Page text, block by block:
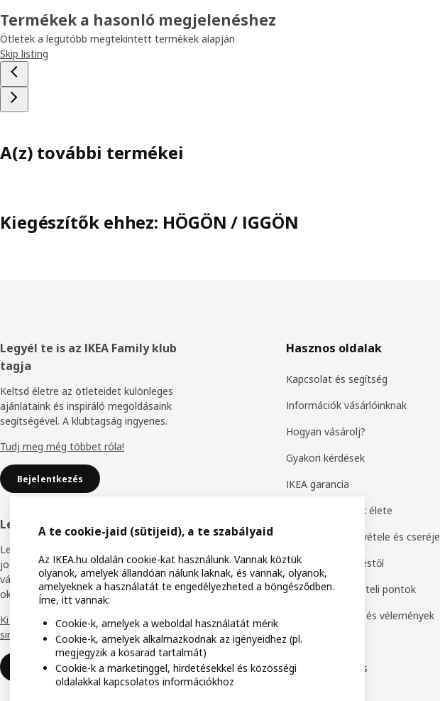
Termékek a hasonló megjelenéshez
Ötletek a legutóbb megtekintett termékek alapján
Skip listing
A(z) további termékei
Kiegészítők ehhez: HÖGÖN / IGGÖN
Élőláb
Legyél te is az IKEA Family klub
tagja
Keltsd életre az ötleteidet különleges
ajánlataink és inspiráló megoldásaink
segítségével. A klubtagság ingyenes.
Tudj meg még többet róla!
Bejelentkezés
Legyél IKEA Business Network tag
Legyél törzsvásárlói programunk tagja, hogy
jogosulttá válj különböző kedvezményekre,
vásárlói előnyökre és hozzáférj online
oktatási anyagainkhoz.
Ki mondta, hogy az üzlet világban semmi
sincs ingyen?
Miért legyél IKEA Business Network
tag?
Hasznos oldalak
Kapcsolat és segítség
Információk vásárlóinknak
Hogyan vásárolj?
Gyakori kérdések
IKEA garancia
Bútorok második élete
Termékek visszavétele és cseréje
Elállás a szerződéstől
Áruházak és átvételi pontok
Termékértékelés és vélemények
IKEA Family
IKEA for Business
A te cookie-jaid (sütijeid), a te szabályaid
Az IKEA.hu oldalán cookie-kat használunk. Vannak köztük
olyanok, amelyek állandóan nálunk laknak, és vannak, olyanok,
amelyeknek a használatát te engedélyezheted a böngésződben.
Íme, itt vannak:
Cookie-k, amelyek a weboldal használatát mérik
Cookie-k, amelyek alkalmazkodnak az igényeidhez (pl.
megjegyzik a kosarad tartalmát)
Cookie-k a marketinggel, hirdetésekkel és közösségi
oldalakkal kapcsolatos információkhoz